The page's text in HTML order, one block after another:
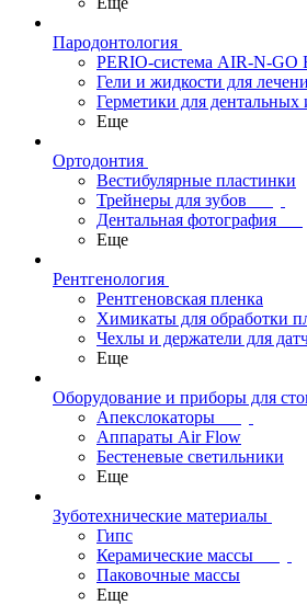
Пародонтология
PERIO-система AIR-N-GO
Гели и жидкости для
Герметики для дентальных
Еще
Ортодонтия
Вестибулярные пластинки
Трейнеры для зубов
Дентальная фотография
Еще
Рентгенология
Рентгеновская пленка
Химикаты для обработки
Чехлы и держатели для
Еще
Оборудование и приборы для
Апекслокаторы
Аппараты Air Flow
Бестеневые светильники
Еще
Зуботехнические материалы
Гипс
Керамические массы
Паковочные массы
Еще